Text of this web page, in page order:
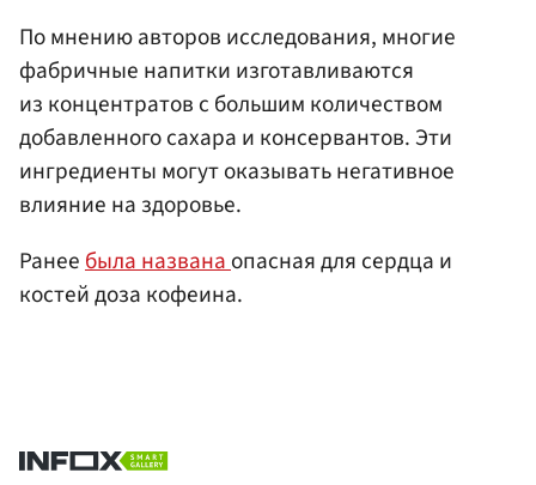
По мнению авторов исследования, многие
фабричные напитки изготавливаются
из концентратов с большим количеством
добавленного сахара и консервантов. Эти
ингредиенты могут оказывать негативное
влияние на здоровье.
Ранеебыла названаопасная для сердца и
костей доза кофеина.